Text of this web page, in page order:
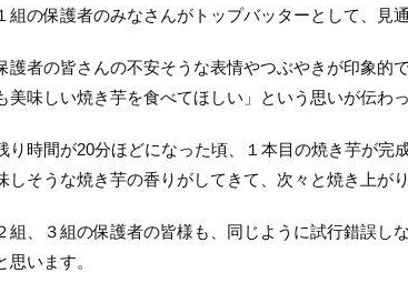
の保護者のみなさんがトップバッターとして、見
者の皆さんの不安そうな表情やつぶやきが印象的
美味しい焼き芋を食べてほしい」という思いが伝わっ
時間が20分ほどになった頃、１本目の焼き芋が完
しそうな焼き芋の香りがしてきて、次々と焼き上が
、３組の保護者の皆様も、同じように試行錯誤し
思います。